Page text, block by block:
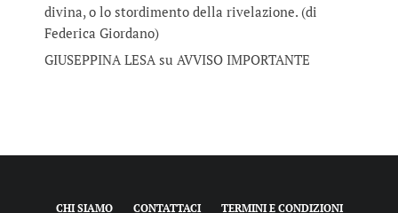
divina, o lo stordimento della rivelazione. (di
Federica Giordano)
GIUSEPPINA LESAsu AVVISO IMPORTANTE
CHI SIAMO CONTATTACI TERMINI E CONDIZIONI